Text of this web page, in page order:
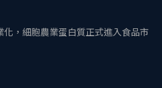
化，細胞農業蛋白質正式進入食品市